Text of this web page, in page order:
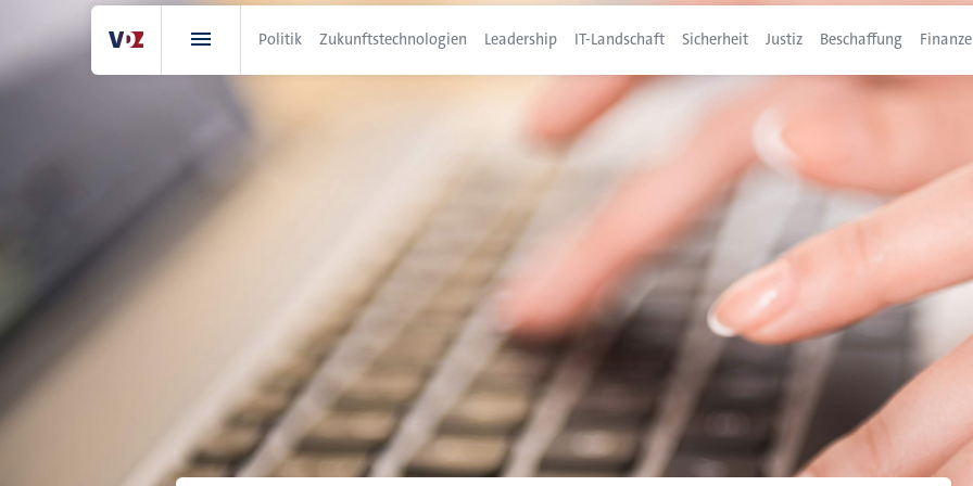
Inhalt
Politik Zukunftstechnologien Leadership IT-Landschaft Sicherheit Justiz Beschaffung